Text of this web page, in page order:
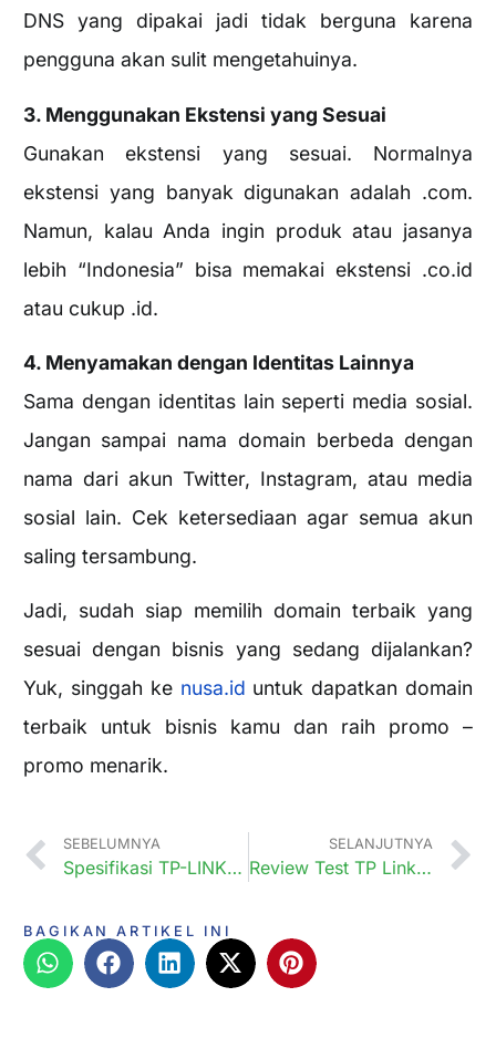
DNS yang dipakai jadi tidak berguna karena
pengguna akan sulit mengetahuinya.
3. Menggunakan Ekstensi yang Sesuai
Gunakan ekstensi yang sesuai. Normalnya
ekstensi yang banyak digunakan adalah .com.
Namun, kalau Anda ingin produk atau jasanya
lebih “Indonesia” bisa memakai ekstensi .co.id
atau cukup .id.
4. Menyamakan dengan Identitas Lainnya
Sama dengan identitas lain seperti media sosial.
Jangan sampai nama domain berbeda dengan
nama dari akun Twitter, Instagram, atau media
sosial lain. Cek ketersediaan agar semua akun
saling tersambung.
Jadi, sudah siap memilih domain terbaik yang
sesuai dengan bisnis yang sedang dijalankan?
Yuk, singgah ke nusa.id untuk dapatkan domain
terbaik untuk bisnis kamu dan raih promo –
promo menarik.
SEBELUMNYA
Spesifikasi TP-LINK DECO E41200
SELANJUTNYA
Review Test TP Link Deco E41200
BAGIKAN ARTIKEL INI